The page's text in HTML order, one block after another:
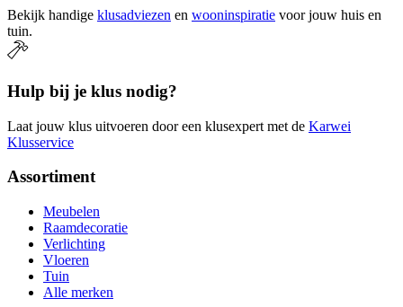
Bekijk handige klusadviezen en wooninspiratie voor jouw huis en
tuin.
Hulp bij je klus nodig?
Laat jouw klus uitvoeren door een klusexpert met de Karwei
Klusservice
Assortiment
Meubelen
Raamdecoratie
Verlichting
Vloeren
Tuin
Alle merken